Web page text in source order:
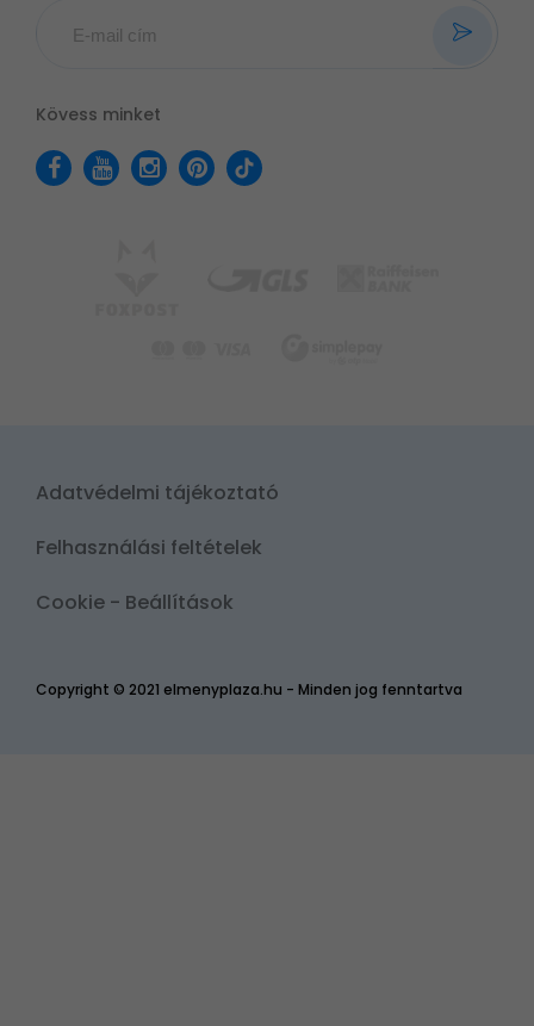
Kövess minket
Copyright © 2021 elmenyplaza.hu - Minden jog fenntartva
Adatvédelmi tájékoztató
Felhasználási feltételek
Cookie - Beállítások